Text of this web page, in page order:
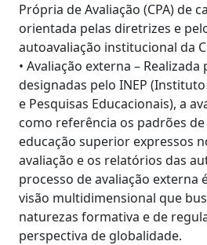
Própria de Avaliação (CPA) de
orientada pelas diretrizes e
autoavaliação institucional da
• Avaliação externa –
designadas pelo INEP
e Pesquisas Educacionais), a
como referência os padrões
educação superior expressos
avaliação e os relatórios das
processo de avaliação externa
visão multidimensional que
naturezas formativa e de
perspectiva de globalidade.